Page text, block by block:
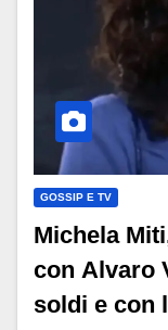
GOSSIP E TV
Michela
con Alvaro
soldi e con